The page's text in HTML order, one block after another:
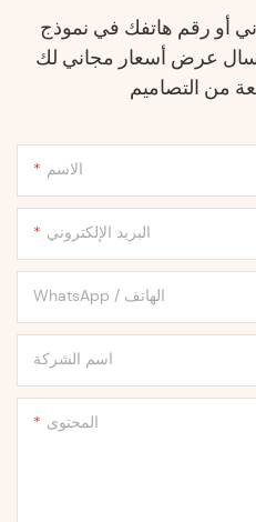
أو رقم هاتفك في نموذج
عرض أسعار مجاني لك
من التصاميم
الاسم
البريد الإلكتروني
WhatsApp / الهاتف
اسم الشركة
المحتوى